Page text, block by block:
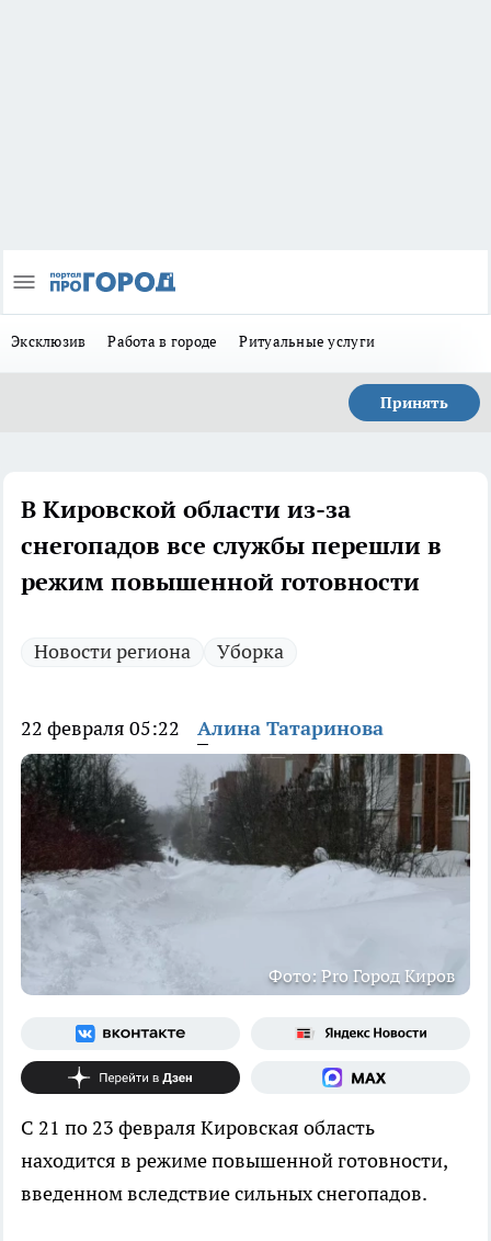
Эксклюзив Работа в городе Ритуальные услуги
Принять
В Кировской области из-за
снегопадов все службы перешли в
режим повышенной готовности
Новости региона Уборка
22 февраля 05:22 Алина Татаринова
Фото: Pro Город Киров
С 21 по 23 февраля Кировская область
находится в режиме повышенной готовности,
введенном вследствие сильных снегопадов.